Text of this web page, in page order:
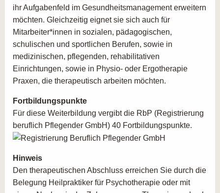
Absolventen der Ausbildung in Leipzig finden
zahlreiche berufliche Perspektiven in den Bereichen
Gesundheitsförderung, Prävention und Therapie:
Betriebliche Gesundheitsförderung und
Coaching:
Entwickeln Sie gezielte
Präventionsprogramme für Unternehmen und bieten
Stress und Burnout zu vermeiden.
Weiterbildungseinrichtungen und
Gesundheitsbildung:Bieten Sie Seminare und
Workshops an, die sich auf die Prävention von
Einzelpersonen als auch für Gruppen.
Therapeutische Arbeit in Kliniken und
Rehabilitationszentren: In Kliniken und Reha-
ihr Aufgabenfeld im Gesundheitsmanagement erweitern
möchten. Gleichzeitig eignet sie sich auch für
Mitarbeiter*innen in sozialen, pädagogischen,
schulischen und sportlichen Berufen, sowie in
medizinischen, pflegenden, rehabilitativen
Einrichtungen, sowie in Physio- oder Ergotherapie
Praxen, die therapeutisch arbeiten möchten.
Fortbildungspunkte
Für diese Weiterbildung vergibt die RbP (Registrierung
beruflich Pflegender GmbH) 40 Fortbildungspunkte.
Hinweis
Den therapeutischen Abschluss erreichen Sie durch die
Belegung Heilpraktiker für Psychotherapie oder mit